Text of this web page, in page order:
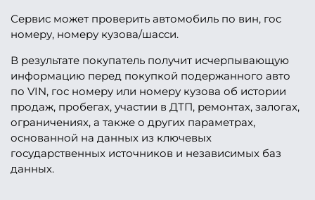
Сервис может проверить автомобиль по вин, гос
номеру, номеру кузова/шасси.
В результате покупатель получит исчерпывающую
информацию перед покупкой подержанного авто
по VIN, гос номеру или номеру кузова об истории
продаж, пробегах, участии в ДТП, ремонтах, залогах,
ограничениях, а также о других параметрах,
основанной на данных из ключевых
государственных источников и независимых баз
данных.